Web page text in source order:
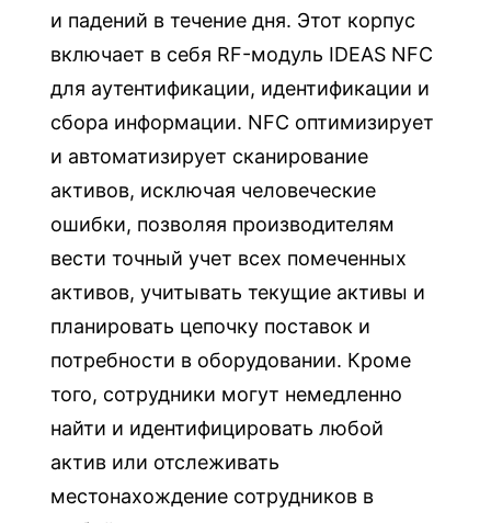
a
s
о
с
к
а
н
е
р
о
C
д
и падений в течение дня. Этот корпус
включает в себя RF-модуль IDEAS NFC
для аутентификации, идентификации и
сбора информации. NFC оптимизирует
и автоматизирует сканирование
активов, исключая человеческие
ошибки, позволяя производителям
вести точный учет всех помеченных
активов, учитывать текущие активы и
планировать цепочку поставок и
потребности в оборудовании. Кроме
того, сотрудники могут немедленно
найти и идентифицировать любой
актив или отслеживать
местонахождение сотрудников в